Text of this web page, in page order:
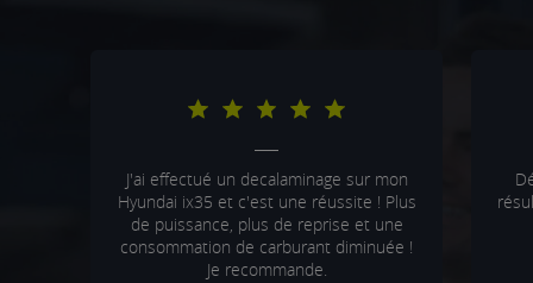
J'ai effectué un decalaminage sur mon
Hyundai ix35 et c'est une réussite ! Plus
de puissance, plus de reprise et une
consommation de carburant diminuée !
Je recommande.